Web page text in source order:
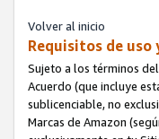
Volver al inicio
Requisitos de uso
Sujeto a los términos del
Acuerdo (que incluye
sublicenciable, no
Marcas de Amazon